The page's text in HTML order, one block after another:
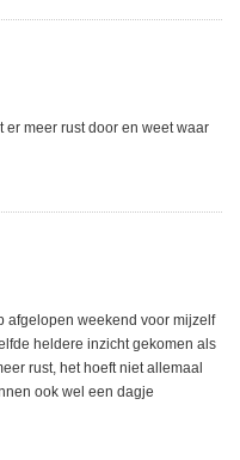
er meer rust door en weet waar
afgelopen weekend voor mijzelf
heldere inzicht gekomen als
rust, het hoeft niet allemaal
ook wel een dagje